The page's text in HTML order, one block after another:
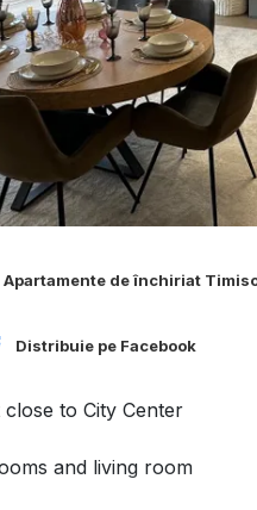
Apartamente de închiriat
Distribuie pe Facebook
to City Center
and living room